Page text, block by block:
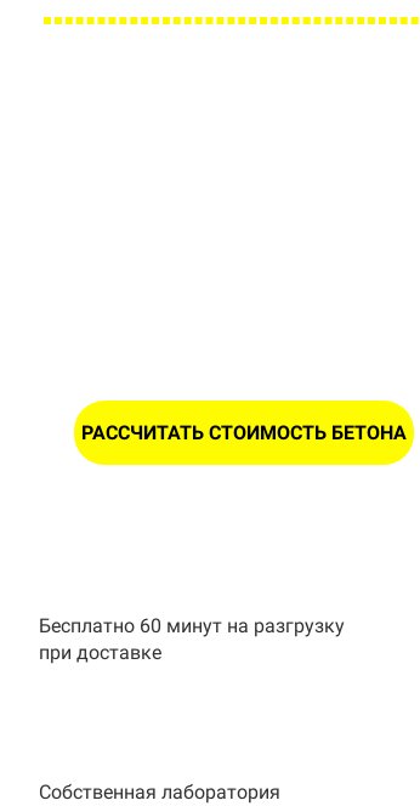
РАССЧИТАТЬ СТОИМОСТЬ БЕТОНА
Бесплатно 60 минут на разгрузку
при доставке
Собственная лаборатория